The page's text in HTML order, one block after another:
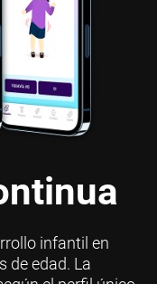
infantil en
de edad. La